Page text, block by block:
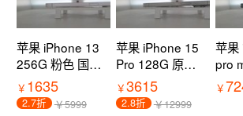
苹果 iPhone 13
256G 粉色 国行
9新 5G全网通
过保
￥ 1635
2.7折 ￥5999
苹果 iPhone 15
Pro 128G 原色
钛金属 国行 8新
5G全网通 过保
￥3615
2.8折 ￥12999
苹果
pro
黑色
9新
￥